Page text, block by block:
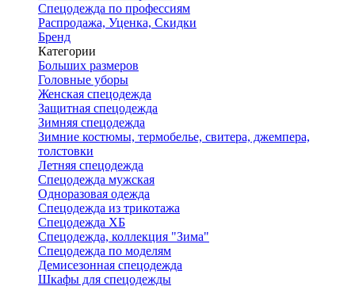
Спецодежда по профессиям
Распродажа, Уценка, Скидки
Бренд
Категории
Больших размеров
Головные уборы
Женская спецодежда
Защитная спецодежда
Зимняя спецодежда
Зимние костюмы, термобелье, свитера, джемпера,
толстовки
Летняя спецодежда
Спецодежда мужская
Одноразовая одежда
Спецодежда из трикотажа
Спецодежда ХБ
Спецодежда, коллекция "Зима"
Спецодежда по моделям
Демисезонная спецодежда
Шкафы для спецодежды